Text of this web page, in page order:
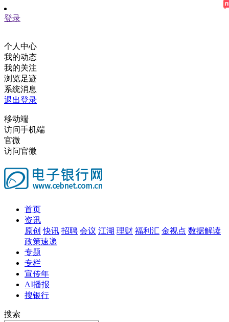
登录
个人中心
我的动态
我的关注
浏览足迹
系统消息
退出登录
移动端
访问手机端
官微
访问官微
首页
资讯
原创 快讯 招聘 会议 江湖 理财 福利汇 金视点 数据解读
政策速递
专题
专栏
宣传年
AI播报
搜银行
搜索